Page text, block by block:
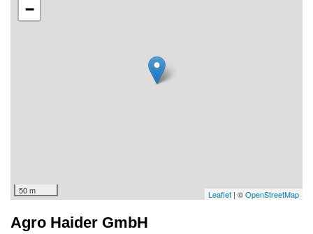
−
50 m Leaflet | ©OpenStreetMap
Agro Haider GmbH